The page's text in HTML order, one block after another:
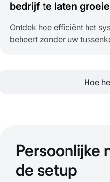
bedrijf te laten
Ontdek hoe efficiënt het
beheert zonder uw
Hoe
Persoonlijke
de setup